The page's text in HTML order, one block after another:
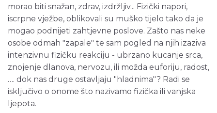
morao biti snažan, zdrav, izdržljiv... Fizički napori,
iscrpne vježbe, oblikovali su muško tijelo tako da je
mogao podnijeti zahtjevne poslove. Zašto nas neke
osobe odmah "zapale" te sam pogled na njih izaziva
intenzivnu fizičku reakciju - ubrzano kucanje srca,
znojenje dlanova, nervozu, ili možda euforiju, radost,
…. dok nas druge ostavljaju "hladnima"? Radi se
isključivo o onome što nazivamo fizička ili vanjska
ljepota.